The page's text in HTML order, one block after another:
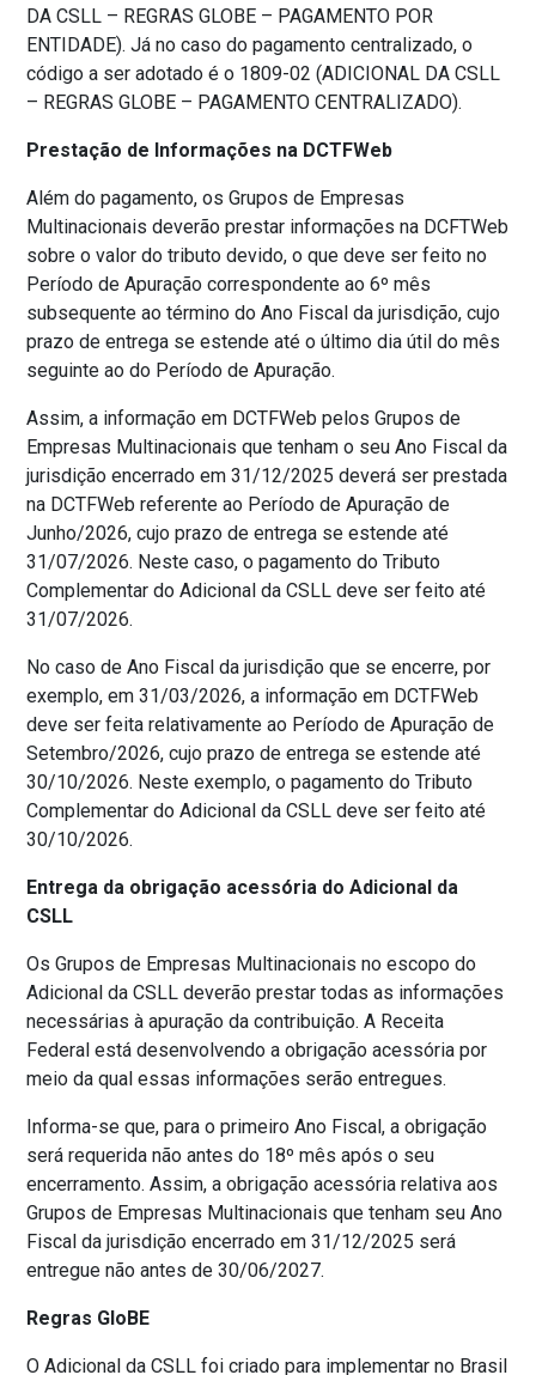
DA CSLL – REGRAS GLOBE – PAGAMENTO POR
ENTIDADE). Já no caso do pagamento centralizado, o
código a ser adotado é o 1809-02 (ADICIONAL DA CSLL
– REGRAS GLOBE – PAGAMENTO CENTRALIZADO).
Prestação de Informações na DCTFWeb
Além do pagamento, os Grupos de Empresas
Multinacionais deverão prestar informações na DCFTWeb
sobre o valor do tributo devido, o que deve ser feito no
Período de Apuração correspondente ao 6º mês
subsequente ao término do Ano Fiscal da jurisdição, cujo
prazo de entrega se estende até o último dia útil do mês
seguinte ao do Período de Apuração.
Assim, a informação em DCTFWeb pelos Grupos de
Empresas Multinacionais que tenham o seu Ano Fiscal da
jurisdição encerrado em 31/12/2025 deverá ser prestada
na DCTFWeb referente ao Período de Apuração de
Junho/2026, cujo prazo de entrega se estende até
31/07/2026. Neste caso, o pagamento do Tributo
Complementar do Adicional da CSLL deve ser feito até
31/07/2026.
No caso de Ano Fiscal da jurisdição que se encerre, por
exemplo, em 31/03/2026, a informação em DCTFWeb
deve ser feita relativamente ao Período de Apuração de
Setembro/2026, cujo prazo de entrega se estende até
30/10/2026. Neste exemplo, o pagamento do Tributo
Complementar do Adicional da CSLL deve ser feito até
30/10/2026.
Entrega da obrigação acessória do Adicional da
CSLL
Os Grupos de Empresas Multinacionais no escopo do
Adicional da CSLL deverão prestar todas as informações
necessárias à apuração da contribuição. A Receita
Federal está desenvolvendo a obrigação acessória por
meio da qual essas informações serão entregues.
Informa-se que, para o primeiro Ano Fiscal, a obrigação
será requerida não antes do 18º mês após o seu
encerramento. Assim, a obrigação acessória relativa aos
Grupos de Empresas Multinacionais que tenham seu Ano
Fiscal da jurisdição encerrado em 31/12/2025 será
entregue não antes de 30/06/2027.
Regras GloBE
O Adicional da CSLL foi criado para implementar no Brasil